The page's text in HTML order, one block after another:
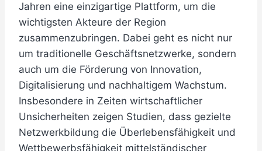
Jahren eine einzigartige Plattform, um die
wichtigsten Akteure der Region
zusammenzubringen. Dabei geht es nicht nur
um traditionelle Geschäftsnetzwerke, sondern
auch um die Förderung von Innovation,
Digitalisierung und nachhaltigem Wachstum.
Insbesondere in Zeiten wirtschaftlicher
Unsicherheiten zeigen Studien, dass gezielte
Netzwerkbildung die Überlebensfähigkeit und
Wettbewerbsfähigkeit mittelständischer